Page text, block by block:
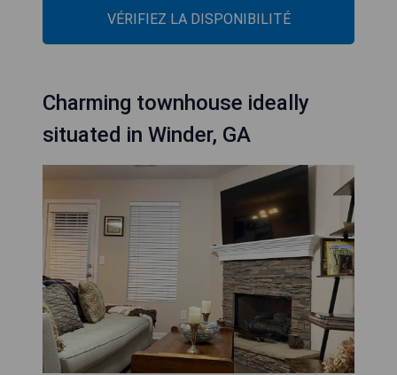
VÉRIFIEZ LA DISPONIBILITÉ
Charming townhouse ideally
situated in Winder, GA